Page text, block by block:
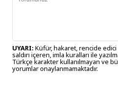
UYARI: Küfür, hakaret, rencide
saldırı içeren, imla kuralları ile
Türkçe karakter kullanılmayan ve
yorumlar onaylanmamaktadır.